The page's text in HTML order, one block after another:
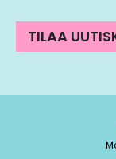
TILAA